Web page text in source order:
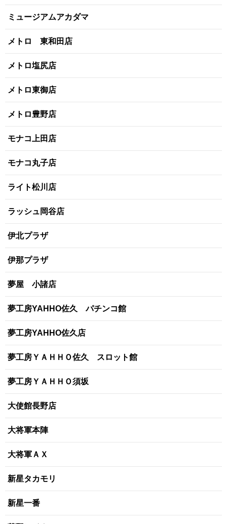
ミュージアムアカダマ
メトロ 東和田店
メトロ塩尻店
メトロ東御店
メトロ豊野店
モナコ上田店
モナコ丸子店
ライト松川店
ラッシュ岡谷店
伊北プラザ
伊那プラザ
夢屋 小諸店
夢工房YAHHO佐久 パチンコ館
夢工房YAHHO佐久店
夢工房ＹＡＨＨＯ佐久 スロット館
夢工房ＹＡＨＨＯ須坂
大使館長野店
大将軍本陣
大将軍ＡＸ
新星タカモリ
新星一番